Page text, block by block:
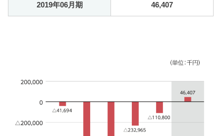
2019年06月期 46,407